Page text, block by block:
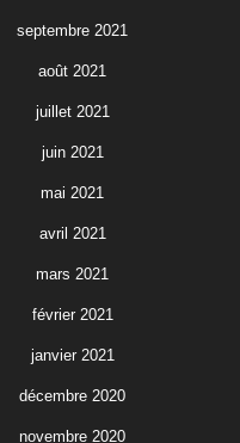
septembre 2021
août 2021
juillet 2021
juin 2021
mai 2021
avril 2021
mars 2021
février 2021
janvier 2021
décembre 2020
novembre 2020